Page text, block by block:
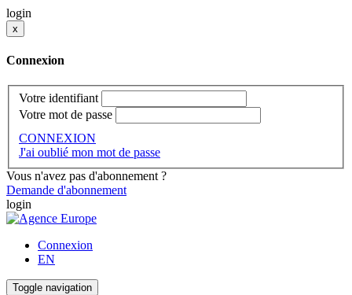
login
x
Connexion
Votre identifiant
Votre mot de passe
CONNEXION
J'ai oublié mon mot de passe
Vous n'avez pas d'abonnement ?
Demande d'abonnement
login
Connexion
EN
Toggle navigation